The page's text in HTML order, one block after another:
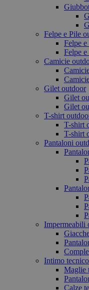
Felpe e Pile
Felpe
Felpe
Camicie
Gilet outdoor
Gilet
Gilet
T-shirt
T-shirt
T-shirt
Pantaloni
Impermeabili
Intimo
Maglie
Calze